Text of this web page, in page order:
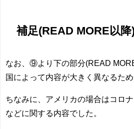
補足(READ MORE以降
なお、⑨より下の部分(READ
国によって内容が大きく異なるため
ちなみに、アメリカの場合はコロ
などに関する内容でした。